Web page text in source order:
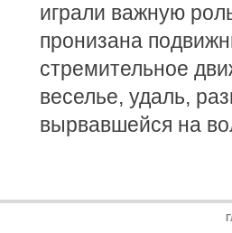
играли важную
пронизана
стремительное
веселье, удаль,
вырвавшейся на